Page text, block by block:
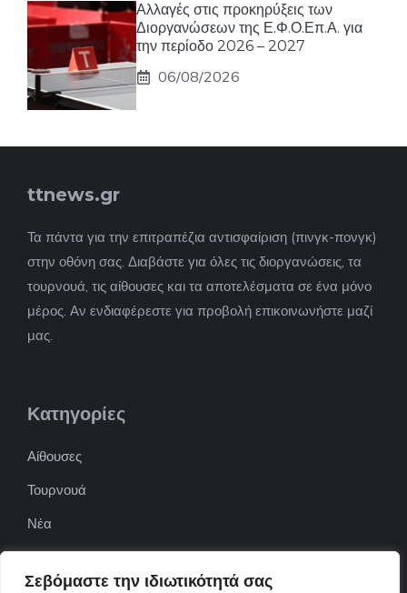
Σεβόμαστε την ιδιωτικότητά σας
Αλλαγές στις προκηρύξεις των
Διοργανώσεων της Ε.Φ.Ο.Επ.Α. για
την περίοδο 2026 – 2027
06/08/2026
ttnews.gr
Τα πάντα για την επιτραπέζια αντισφαίριση (πινγκ-πονγκ)
στην οθόνη σας. Διαβάστε για όλες τις διοργανώσεις, τα
τουρνουά, τις αίθουσες και τα αποτελέσματα σε ένα μόνο
μέρος. Αν ενδιαφέρεστε για προβολή επικοινωνήστε μαζί
μας.
Κατηγορίες
Αίθουσες
Τουρνουά
Νέα